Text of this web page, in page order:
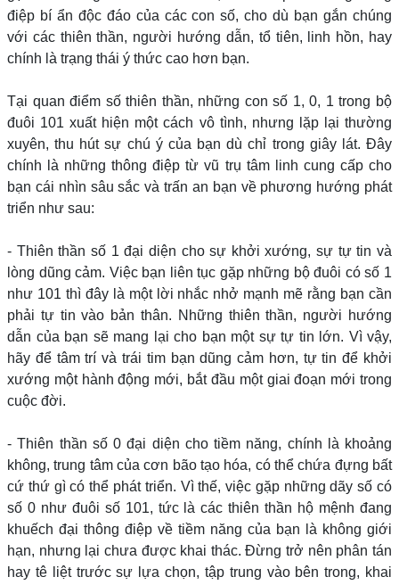
điệp bí ẩn độc đáo của các con số, cho dù bạn gắn chúng
với các thiên thần, người hướng dẫn, tổ tiên, linh hồn, hay
chính là trạng thái ý thức cao hơn bạn.
Tại quan điểm số thiên thần, những con số 1, 0, 1 trong bộ
đuôi 101 xuất hiện một cách vô tình, nhưng lặp lại thường
xuyên, thu hút sự chú ý của bạn dù chỉ trong giây lát. Đây
chính là những thông điệp từ vũ trụ tâm linh cung cấp cho
bạn cái nhìn sâu sắc và trấn an bạn về phương hướng phát
triển như sau:
- Thiên thần số 1 đại diện cho sự khởi xướng, sự tự tin và
lòng dũng cảm. Việc bạn liên tục gặp những bộ đuôi có số 1
như 101 thì đây là một lời nhắc nhở mạnh mẽ rằng bạn cần
phải tự tin vào bản thân. Những thiên thần, người hướng
dẫn của bạn sẽ mang lại cho bạn một sự tự tin lớn. Vì vậy,
hãy để tâm trí và trái tim bạn dũng cảm hơn, tự tin để khởi
xướng một hành động mới, bắt đầu một giai đoạn mới trong
cuộc đời.
- Thiên thần số 0 đại diện cho tiềm năng, chính là khoảng
không, trung tâm của cơn bão tạo hóa, có thể chứa đựng bất
cứ thứ gì có thể phát triển. Vì thế, việc gặp những dãy số có
số 0 như đuôi số 101, tức là các thiên thần hộ mệnh đang
khuếch đại thông điệp về tiềm năng của bạn là không giới
hạn, nhưng lại chưa được khai thác. Đừng trở nên phân tán
hay tê liệt trước sự lựa chọn, tập trung vào bên trong, khai